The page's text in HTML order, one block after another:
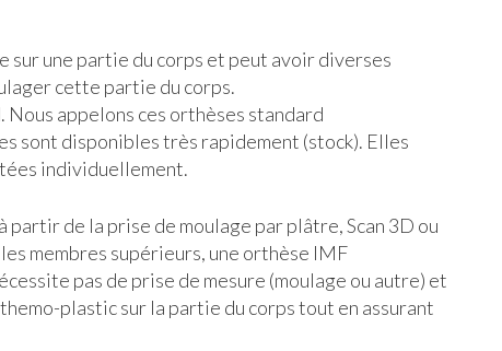
sur une partie du corps et peut avoir diverses
cette partie du corps.
appelons ces orthèses standard
sont disponibles très rapidement (stock). Elles
individuellement.
de la prise de moulage par plâtre, Scan 3D ou
membres supérieurs, une orthèse IMF
pas de prise de mesure (moulage ou autre) et
plastic sur la partie du corps tout en assurant